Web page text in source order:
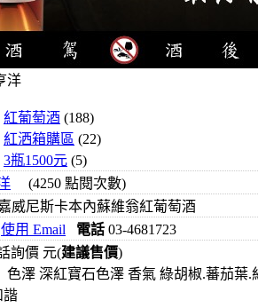
洋
紅葡萄酒 (188)
紅洒箱購區 (22)
3瓶1500元 (5)
(4250 點閱次數)
威尼斯卡本內蘇維翁紅葡萄酒
使用 Email 電話 03-4681723
詢價 元(建議售價)
色澤 深紅寶石色澤 香氣 綠胡椒.蕃茄葉
諧